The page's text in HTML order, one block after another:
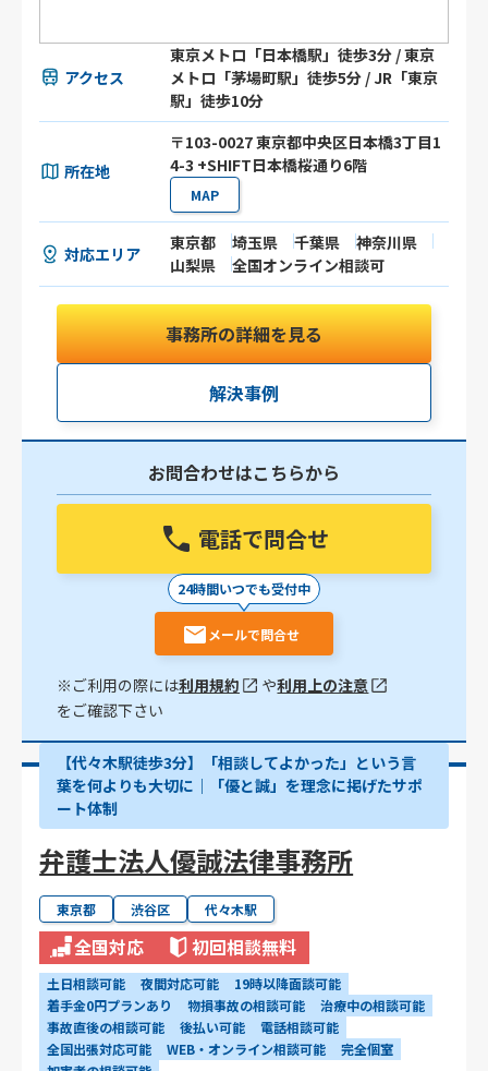
アクセス
東京メトロ「日本橋駅」徒歩3分 / 東京
メトロ「茅場町駅」徒歩5分 / JR「東京
駅」徒歩10分
所在地
〒103-0027 東京都中央区日本橋3丁目1
4-3 +SHIFT日本橋桜通り6階
MAP
対応エリア
東京都 埼玉県 千葉県
神奈川県
山梨県
全国オンライン相談可
事務所の詳細を見る
解決事例
お問合わせはこちらから
電話で問合せ
24時間いつでも受付中
メールで問合せ
※ご利用の際には利用規約 や利用上の注意
をご確認下さい
【代々木駅徒歩3分】「相談してよかった」という言
葉を何よりも大切に｜「優と誠」を理念に掲げたサポ
ート体制
弁護士法人優誠法律事務所
東京都 渋谷区 代々木駅
全国対応 初回相談無料
土日相談可能 夜間対応可能
19時以降面談可能
着手金0円プランあり
物損事故の相談可能
治療中の相談可能
事故直後の相談可能
後払い可能
電話相談可能
全国出張対応可能
WEB・オンライン相談可能
完全個室